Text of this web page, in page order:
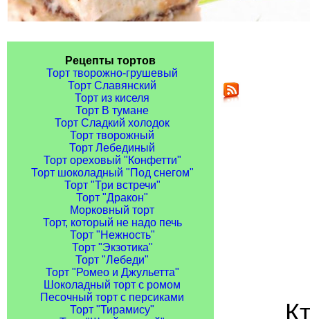
Рецепты тортов
Торт творожно-грушевый
Торт Славянский
Торт из киселя
Торт В тумане
Торт Сладкий холодок
Торт творожный
Торт Лебединый
Торт ореховый "Конфетти"
Торт шоколадный "Под снегом"
Торт "Три встречи"
Торт "Дракон"
Морковный торт
Торт, который не надо печь
Торт "Нежность"
Торт "Экзотика"
Торт "Лебеди"
Торт "Ромео и Джульетта"
Шоколадный торт с ромом
Песочный торт с персиками
Торт "Тирамису"